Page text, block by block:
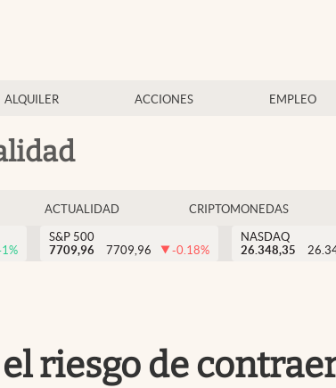
ALQUILER ACCIONES EMPLEO
ACTUALIDAD CRIPTOMONEDAS
%
S&P 500
7709,96
7709,96 -0.18%
NASDAQ
26.348,35
riesgo de